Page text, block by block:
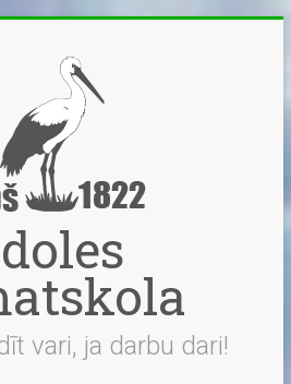
vari, ja darbu dari!